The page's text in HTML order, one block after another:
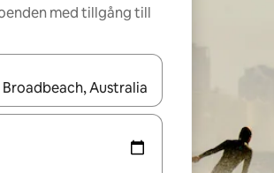
med tillgång till
kan du navigera med upp- och